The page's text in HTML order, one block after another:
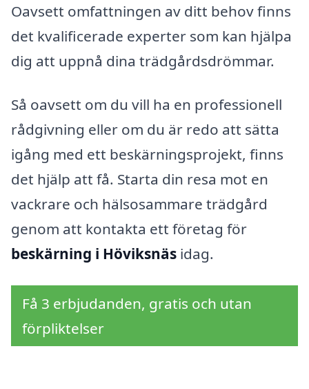
Oavsett omfattningen av ditt behov finns
det kvalificerade experter som kan hjälpa
dig att uppnå dina trädgårdsdrömmar.
Så oavsett om du vill ha en professionell
rådgivning eller om du är redo att sätta
igång med ett beskärningsprojekt, finns
det hjälp att få. Starta din resa mot en
vackrare och hälsosammare trädgård
genom att kontakta ett företag för
beskärning i Höviksnäs idag.
Få 3 erbjudanden, gratis och utan
förpliktelser